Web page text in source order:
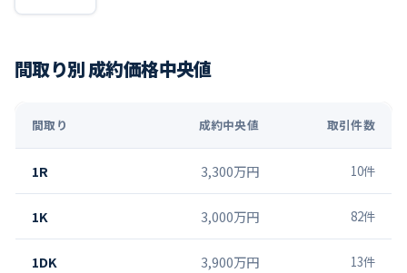
間取り別 成約価格中央値
間取り 成約中央値 取引件数
1R 3,300万円 10件
1K 3,000万円 82件
1DK 3,900万円 13件